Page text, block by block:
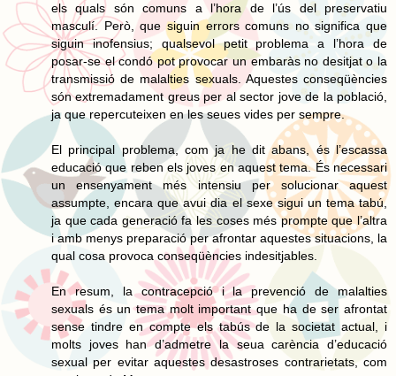
els quals són comuns a l’hora de l’ús del preservatiu
masculí. Però, que siguin errors comuns no significa que
siguin inofensius; qualsevol petit problema a l’hora de
posar-se el condó pot provocar un embaràs no desitjat o la
transmissió de malalties sexuals. Aquestes conseqüències
són extremadament greus per al sector jove de la població,
ja que repercuteixen en les seues vides per sempre.
El principal problema, com ja he dit abans, és l’escassa
educació que reben els joves en aquest tema. És necessari
un ensenyament més intensiu per solucionar aquest
assumpte, encara que avui dia el sexe sigui un tema tabú,
ja que cada generació fa les coses més prompte que l’altra
i amb menys preparació per afrontar aquestes situacions, la
qual cosa provoca conseqüències indesitjables.
En resum, la contracepció i la prevenció de malalties
sexuals és un tema molt important que ha de ser afrontat
sense tindre en compte els tabús de la societat actual, i
molts joves han d’admetre la seua carència d’educació
sexual per evitar aquestes desastroses contrarietats, com